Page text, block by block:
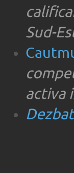
Sud-
activa